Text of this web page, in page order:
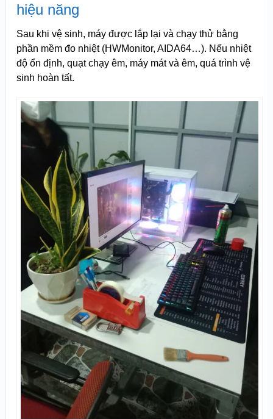
hiệu năng
Sau khi vệ sinh, máy được lắp lại và chạy thử bằng
phần mềm đo nhiệt (HWMonitor, AIDA64…). Nếu nhiệt
độ ổn định, quạt chạy êm, máy mát và êm, quá trình vệ
sinh hoàn tất.